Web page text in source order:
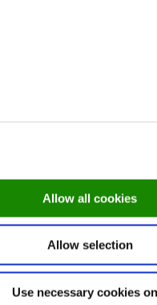
Allow all cookies
Allow selection
Use necessary cookies